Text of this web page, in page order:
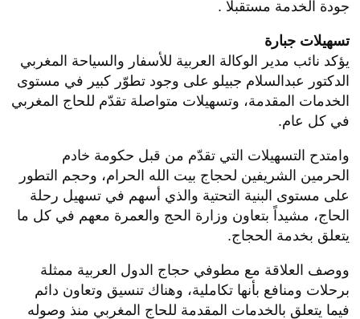
جودة الخدمة مستقبلا .
تسهيلات جبارة
يؤكد نائب مدير الوكالة العربية للأسفار والسياحة المغربي
الدكتور عبدالسلام جبيلو على وجود تطوّر كبير في مستوى
الخدمات المقدمة، وتسهيلات متواصلة تقدّم للحاج المغربي
في كل عام.
وامتدح التسهيلات التي تقدّم من قبل حكومة خادم
الحرمين الشريفين لحجاج بيت الله الحرام، وحجم التطور
على مستوى البنية التحتية والذي أسهم في تسهيل رحلة
الحاج، مشيداً بتعاون وزارة الحج والعمرة معهم في كل ما
يتعلق بخدمة الحجاج.
ووصف العلاقة مع مطوفي حجاج الدول العربية ممثلة
برحلات ومنافع بأنها تكاملية، وهناك تنسيق وتعاون دائم
فيما يتعلق بالخدمات المقدمة للحاج المغربي منذ وصوله